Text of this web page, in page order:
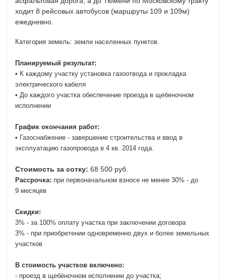
ходит 8 рейсовых автобусов (маршруты 109 и 109м)
ежедневно.
Категория земель: земли населенных пунктов.
Планируемый результат:
• К каждому участку установка газоотвода и прокладка
электрического кабеля
• До каждого участка обеспечение проезда в щебеночном
исполнении
График окончания работ:
• Газоснабжение - завершение строительства и ввод в
эксплуатацию газопровода в 4 кв. 2014 года
Стоимость за сотку: 68 500 руб.
Рассрочка: при первоначальном взносе не менее 30% - до
9 месяцев
Скидки:
3% - за 100% оплату участка при заключении договора
3% - при приобретении одновременно двух и более земельных
участков
В стоимость участков включено:
- проезд в щебёночном исполнении до участка;